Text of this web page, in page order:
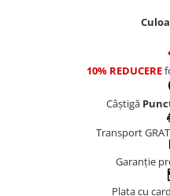
10% REDUCERE
Câștigă
Transport
Garanție
Plata cu